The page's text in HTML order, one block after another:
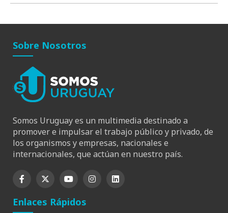
Sobre Nosotros
Somos Uruguay es un multimedia destinado a
promover e impulsar el trabajo público y privado, de
los organismos y empresas, nacionales e
internacionales, que actúan en nuestro país.
Enlaces Rápidos